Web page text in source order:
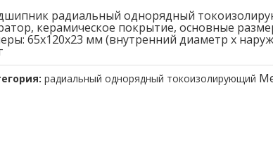
радиальный однорядный
керамическое покрытие, основные
65x120x23 мм (внутренний диаметр x
радиальный однорядный токоизолирующий